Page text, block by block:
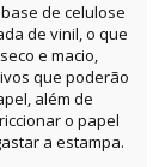
de celulose
de vinil, o que
e macio,
que poderão
além de
o papel
a estampa.